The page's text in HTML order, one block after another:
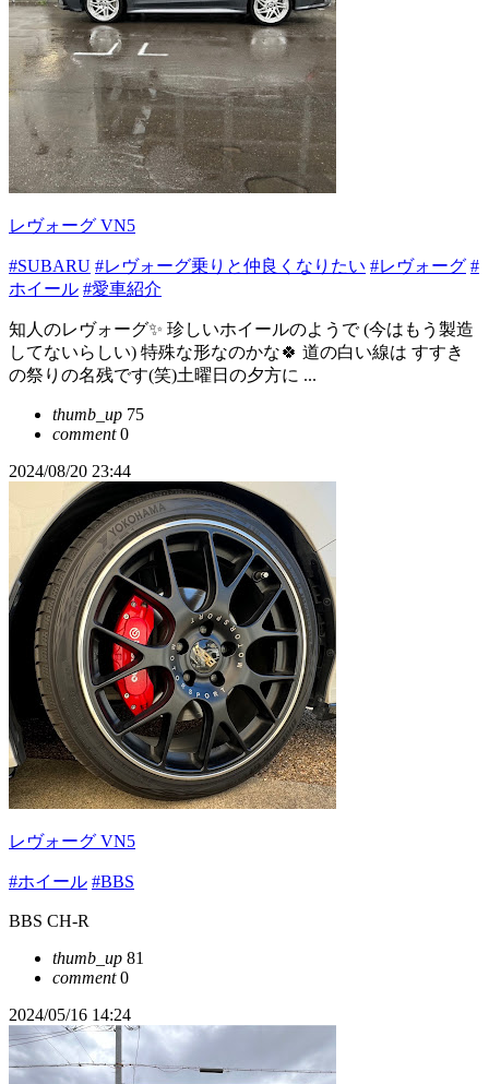
レヴォーグ VN5
#SUBARU #レヴォーグ乗りと仲良くなりたい #レヴォーグ #
ホイール #愛車紹介
知人のレヴォーグ✨ 珍しいホイールのようで (今はもう製造
してないらしい) 特殊な形なのかな🍀 道の白い線は すすき
の祭りの名残です(笑)土曜日の夕方に ...
thumb_up 75
comment0
2024/08/20 23:44
レヴォーグ VN5
#ホイール #BBS
BBS CH-R
thumb_up 81
comment0
2024/05/16 14:24